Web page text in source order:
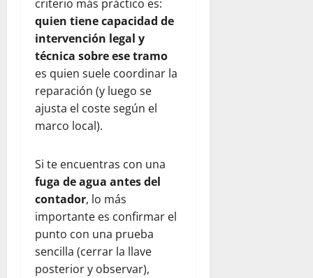
criterio más práctico es:
quien tiene capacidad de
intervención legal y
técnica sobre ese tramo
es quien suele coordinar la
reparación (y luego se
ajusta el coste según el
marco local).
Si te encuentras con una
fuga de agua antes del
contador, lo más
importante es confirmar el
punto con una prueba
sencilla (cerrar la llave
posterior y observar),